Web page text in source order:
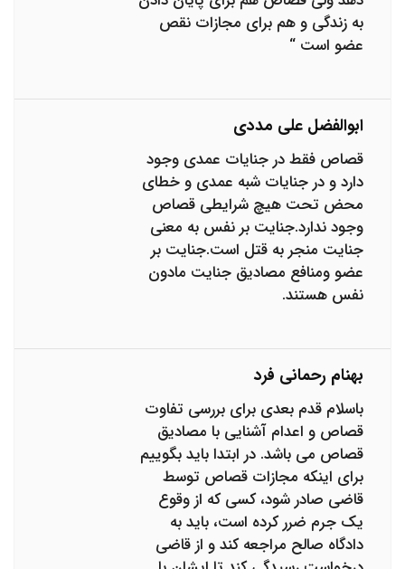
به زندگی و هم برای مجازات نقص
عضو است “
ابوالفضل علی مددی
قصاص فقط در جنایات عمدی وجود
دارد و در جنایات شبه عمدی و خطای
محض تحت هیچ شرایطی قصاص
وجود ندارد.جنایت بر نفس به معنی
جنایت منجر به قتل است.جنایت بر
عضو ومنافع مصادیق جنایت مادون
نفس هستند.
بهنام رحمانی فرد
باسلام قدم بعدی برای بررسی تفاوت
قصاص و اعدام آشنایی با مصادیق
قصاص می باشد. در ابتدا باید بگوییم
برای اینکه مجازات قصاص توسط
قاضی صادر شود، کسی که از وقوع
یک جرم ضرر کرده است، باید به
دادگاه صالح مراجعه کند و از قاضی